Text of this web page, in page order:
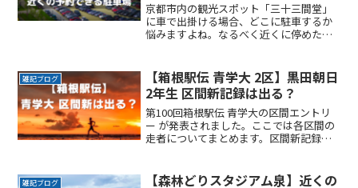
京都市内の観光スポット「三十三間堂」
に車で出掛ける場合、どこに駐車するか
悩みますよね。なるべく近くに停めたい
庫がしたい帰りは渋滞を避けてスムーズ
に帰りたいここでは、京都ReadMore...
雑記ブログ
【箱根駅伝 青学大 2区】黒田朝日
2年生 区間新記録は出る？
第100回箱根駅伝 青学大の区間エントリ
ー が発表されました。ここでは各区間の
走者についてまとめます。区間新記録が
ー 発表‼️【応援拠点一覧】（往路19・復
雑記ブログ
【森林どりスタジアム泉】近くの